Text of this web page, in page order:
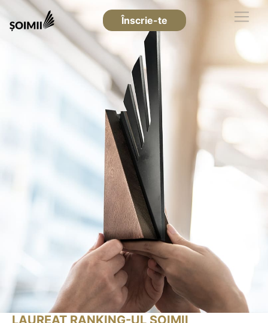
Înscrie-te
LAUREAT RANKING-UL ȘOIMII